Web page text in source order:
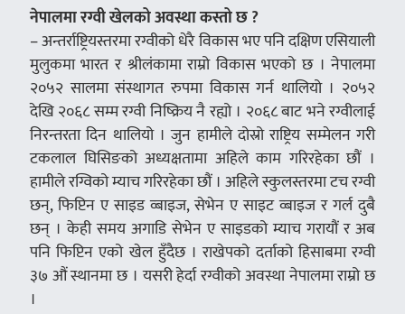
नेपालमा रग्वी खेलको अवस्था कस्तो छ ?
– अन्तर्राष्ट्रियस्तरमा रग्वीको धेरै विकास भए पनि दक्षिण एसियाली
मुलुकमा भारत र श्रीलंकामा राम्रो विकास भएको छ । नेपालमा
२०५२ सालमा संस्थागत रुपमा विकास गर्न थालियो । २०५२
देखि २०६८ सम्म रग्वी निष्क्रिय नै रह्यो । २०६८ बाट भने रग्वीलाई
निरन्तरता दिन थालियो । जुन हामीले दोस्रो राष्ट्रिय सम्मेलन गरी
टकलाल घिसिङको अध्यक्षतामा अहिले काम गरिरहेका छौं ।
हामीले रग्विको म्याच गरिरहेका छौं । अहिले स्कुलस्तरमा टच रग्वी
छन्, फिप्टिन ए साइड व्बाइज, सेभेन ए साइट व्बाइज र गर्ल दुबै
छन् । केही समय अगाडि सेभेन ए साइडको म्याच गरायौं र अब
पनि फिप्टिन एको खेल हुँदैछ । राखेपको दर्ताको हिसाबमा रग्वी
३७ औं स्थानमा छ । यसरी हेर्दा रग्वीको अवस्था नेपालमा राम्रो छ
।